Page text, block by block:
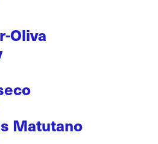
Oliva
Matutano